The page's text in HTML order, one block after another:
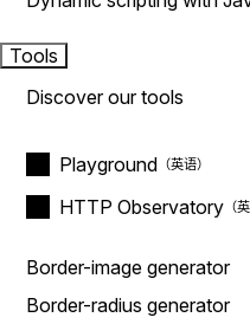
Tools
Discover our tools
Playground
HTTP Observatory
Border-image generator
Border-radius generator